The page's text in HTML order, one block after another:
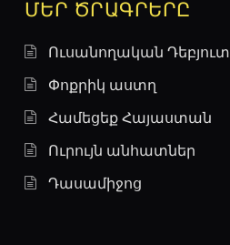
ՄԵՐ ԾՐԱԳՐԵՐԸ
Ուսանողական Դեբյուտ
Փոքրիկ աստղ
Համեցեք Հայաստան
Ուրույն անհատներ
Դասամիջոց